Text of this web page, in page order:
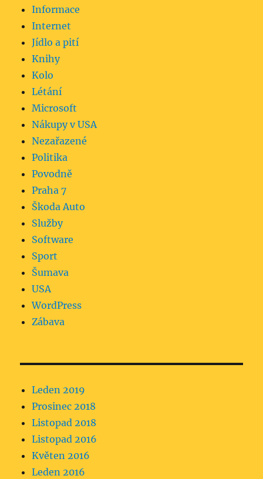
Informace
Internet
Jídlo a pití
Knihy
Kolo
Létání
Microsoft
Nákupy v USA
Nezařazené
Politika
Povodně
Praha 7
Škoda Auto
Služby
Software
Sport
Šumava
USA
WordPress
Zábava
Leden 2019
Prosinec 2018
Listopad 2018
Listopad 2016
Květen 2016
Leden 2016